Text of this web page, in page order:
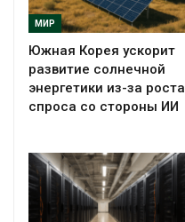
МИР
Южная Корея ускорит
развитие солнечной
энергетики из-за роста
спроса со стороны ИИ